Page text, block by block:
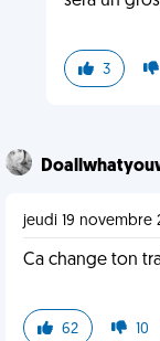
3
jeudi 19 novembre
Ca change ton
62 10